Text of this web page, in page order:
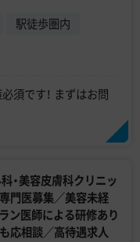
駅徒歩圏内
須です！ まずはお問
・美容皮膚科クリニッ
門医募集／美容未経
ン医師による研修あり
応相談／高待遇求人